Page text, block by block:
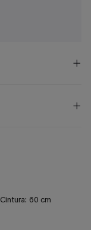
Cintura: 60 cm